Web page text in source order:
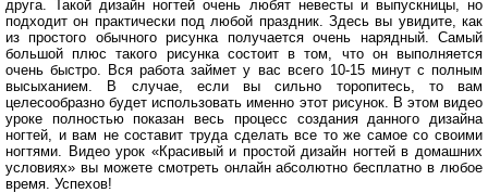
друга. Такой дизайн ногтей очень любят невесты и выпускницы, но
подходит он практически под любой праздник. Здесь вы увидите, как
из простого обычного рисунка получается очень нарядный. Самый
большой плюс такого рисунка состоит в том, что он выполняется
очень быстро. Вся работа займет у вас всего 10-15 минут с полным
высыханием. В случае, если вы сильно торопитесь, то вам
целесообразно будет использовать именно этот рисунок. В этом видео
уроке полностью показан весь процесс создания данного дизайна
ногтей, и вам не составит труда сделать все то же самое со своими
ногтями. Видео урок «Красивый и простой дизайн ногтей в домашних
условиях» вы можете смотреть онлайн абсолютно бесплатно в любое
время. Успехов!